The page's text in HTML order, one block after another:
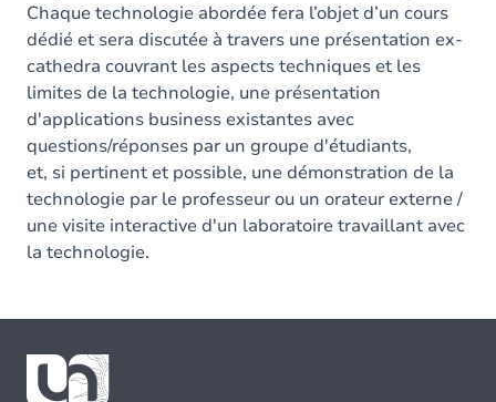
Chaque technologie abordée fera l’objet d’un cours
dédié et sera discutée à travers une présentation ex-
cathedra couvrant les aspects techniques et les
limites de la technologie, une présentation
d'applications business existantes avec
questions/réponses par un groupe d'étudiants,
et, si pertinent et possible, une démonstration de la
technologie par le professeur ou un orateur externe /
une visite interactive d'un laboratoire travaillant avec
la technologie.